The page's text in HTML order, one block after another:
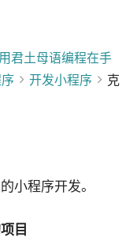
君土母语编程在手
开发小程序
克
小程序开发。
目